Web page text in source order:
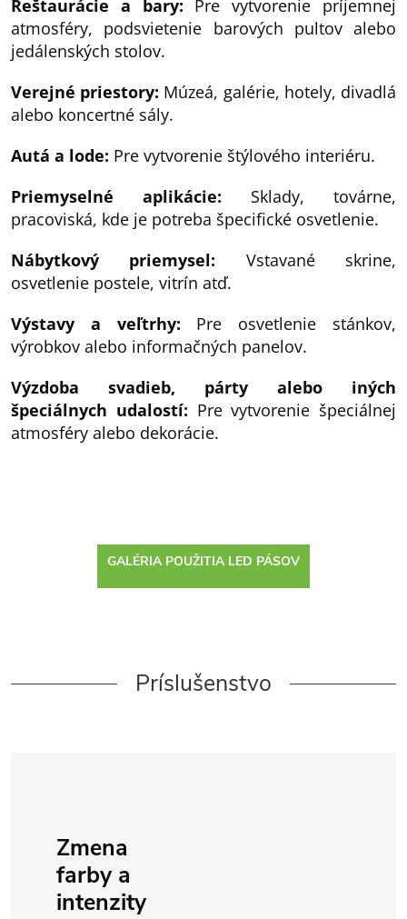
Reštaurácie a bary: Pre vytvorenie príjemnej
atmosféry, podsvietenie barových pultov alebo
jedálenských stolov.
Verejné priestory: Múzeá, galérie, hotely, divadlá
alebo koncertné sály.
Autá a lode: Pre vytvorenie štýlového interiéru.
Priemyselné aplikácie: Sklady, továrne,
pracoviská, kde je potreba špecifické osvetlenie.
Nábytkový priemysel: Vstavané skrine,
osvetlenie postele, vitrín atď.
Výstavy a veľtrhy: Pre osvetlenie stánkov,
výrobkov alebo informačných panelov.
Výzdoba svadieb, párty alebo iných
špeciálnych udalostí: Pre vytvorenie špeciálnej
atmosféry alebo dekorácie.
GALÉRIA POUŽITIA LED PÁSOV
Príslušenstvo
Zmena
farby a
intenzity